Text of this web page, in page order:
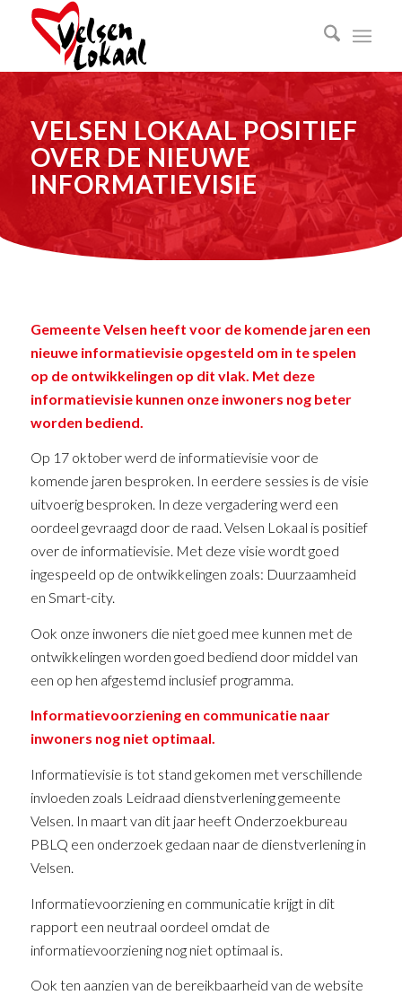
VELSEN LOKAAL POSITIEF
OVER DE NIEUWE
INFORMATIEVISIE
Gemeente Velsen heeft voor de komende jaren een
nieuwe informatievisie opgesteld om in te spelen
op de ontwikkelingen op dit vlak. Met deze
informatievisie kunnen onze inwoners nog beter
worden bediend.
Op 17 oktober werd de informatievisie voor de
komende jaren besproken. In eerdere sessies is de visie
uitvoerig besproken. In deze vergadering werd een
oordeel gevraagd door de raad. Velsen Lokaal is positief
over de informatievisie. Met deze visie wordt goed
ingespeeld op de ontwikkelingen zoals: Duurzaamheid
en Smart-city.
Ook onze inwoners die niet goed mee kunnen met de
ontwikkelingen worden goed bediend door middel van
een op hen afgestemd inclusief programma.
Informatievoorziening en communicatie naar
inwoners nog niet optimaal.
Informatievisie is tot stand gekomen met verschillende
invloeden zoals Leidraad dienstverlening gemeente
Velsen. In maart van dit jaar heeft Onderzoekbureau
PBLQ een onderzoek gedaan naar de dienstverlening in
Velsen.
Informatievoorziening en communicatie krijgt in dit
rapport een neutraal oordeel omdat de
informatievoorziening nog niet optimaal is.
Ook ten aanzien van de bereikbaarheid van de website